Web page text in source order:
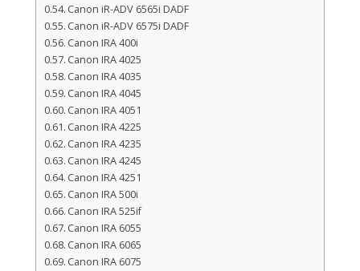
Canon iR-ADV 6565i DADF
Canon iR-ADV 6575i DADF
Canon IRA 400i
Canon IRA 4025
Canon IRA 4035
Canon IRA 4045
Canon IRA 4051
Canon IRA 4225
Canon IRA 4235
Canon IRA 4245
Canon IRA 4251
Canon IRA 500i
Canon IRA 525if
Canon IRA 6055
Canon IRA 6065
Canon IRA 6075